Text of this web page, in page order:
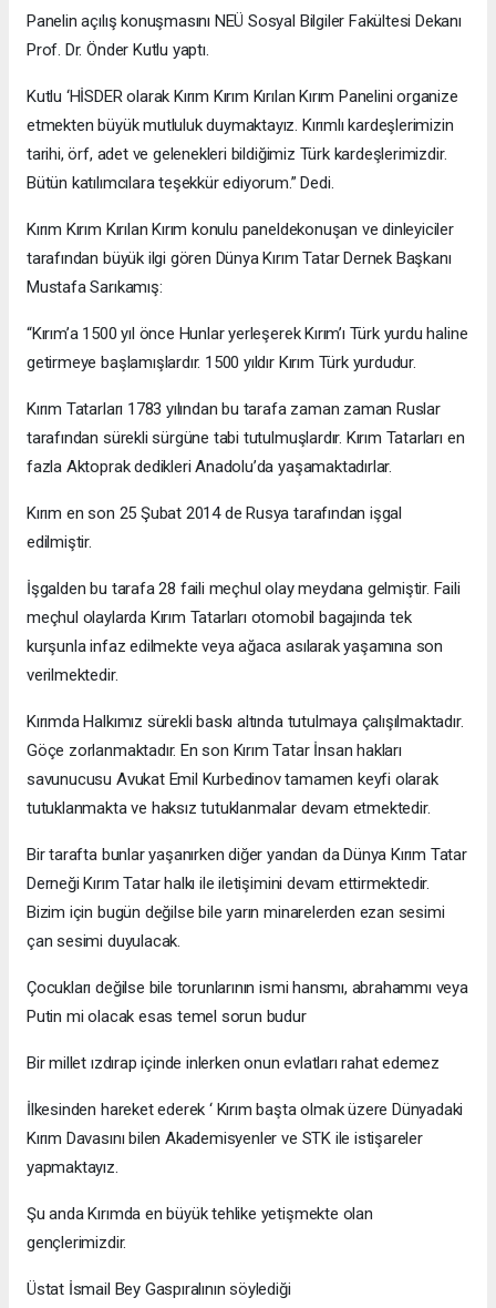
Panelin açılış konuşmasını NEÜ Sosyal Bilgiler Fakültesi Dekanı
Prof. Dr. Önder Kutlu yaptı.
Kutlu ‘HİSDER olarak Kırım Kırım Kırılan Kırım Panelini organize
etmekten büyük mutluluk duymaktayız. Kırımlı kardeşlerimizin
tarihi, örf, adet ve gelenekleri bildiğimiz Türk kardeşlerimizdir.
Bütün katılımcılara teşekkür ediyorum.” Dedi.
Kırım Kırım Kırılan Kırım konulu paneldekonuşan ve dinleyiciler
tarafından büyük ilgi gören Dünya Kırım Tatar Dernek Başkanı
Mustafa Sarıkamış:
“Kırım’a 1500 yıl önce Hunlar yerleşerek Kırım’ı Türk yurdu haline
getirmeye başlamışlardır. 1500 yıldır Kırım Türk yurdudur.
Kırım Tatarları 1783 yılından bu tarafa zaman zaman Ruslar
tarafından sürekli sürgüne tabi tutulmuşlardır. Kırım Tatarları en
fazla Aktoprak dedikleri Anadolu’da yaşamaktadırlar.
Kırım en son 25 Şubat 2014 de Rusya tarafından işgal
edilmiştir.
İşgalden bu tarafa 28 faili meçhul olay meydana gelmiştir. Faili
meçhul olaylarda Kırım Tatarları otomobil bagajında tek
kurşunla infaz edilmekte veya ağaca asılarak yaşamına son
verilmektedir.
Kırımda Halkımız sürekli baskı altında tutulmaya çalışılmaktadır.
Göçe zorlanmaktadır. En son Kırım Tatar İnsan hakları
savunucusu Avukat Emil Kurbedinov tamamen keyfi olarak
tutuklanmakta ve haksız tutuklanmalar devam etmektedir.
Bir tarafta bunlar yaşanırken diğer yandan da Dünya Kırım Tatar
Derneği Kırım Tatar halkı ile iletişimini devam ettirmektedir.
Bizim için bugün değilse bile yarın minarelerden ezan sesimi
çan sesimi duyulacak.
Çocukları değilse bile torunlarının ismi hansmı, abrahammı veya
Putin mi olacak esas temel sorun budur
Bir millet ızdırap içinde inlerken onun evlatları rahat edemez
İlkesinden hareket ederek ‘ Kırım başta olmak üzere Dünyadaki
Kırım Davasını bilen Akademisyenler ve STK ile istişareler
yapmaktayız.
Şu anda Kırımda en büyük tehlike yetişmekte olan
gençlerimizdir.
Üstat İsmail Bey Gaspıralının söylediği